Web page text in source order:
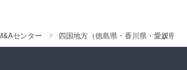
センター 四国地方（徳島県・香川県・愛媛県・